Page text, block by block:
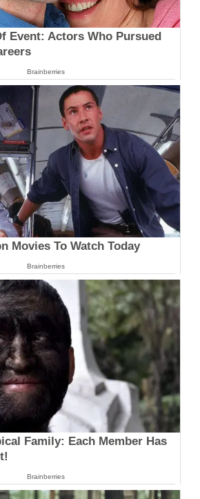
Event: Actors Who Pursued
Brainberries
Movies To Watch Today
Brainberries
Family: Each Member Has
Brainberries